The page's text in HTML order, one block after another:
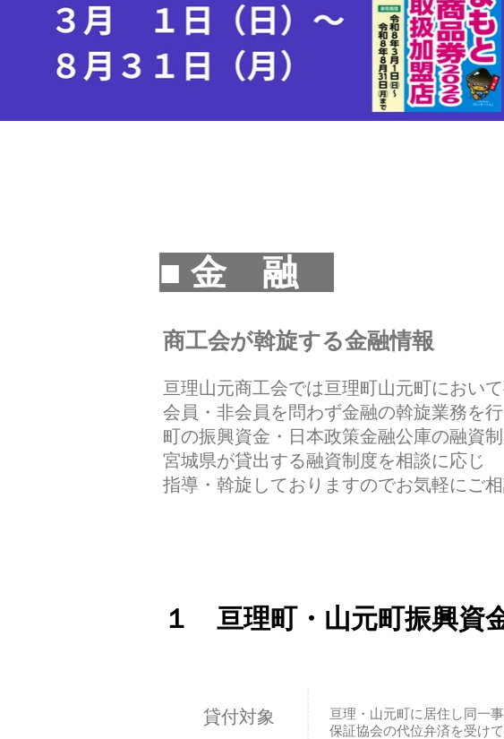
■ 金 融
商工会が斡旋する金融情報
亘理山元商工会では亘理町山元町におい
会員・非会員を問わず金融の斡旋業務を行
町の振興資金・日本政策金融公庫の融資制
宮城県が貸出する融資制度を相談に応じ
指導・斡旋しておりますのでお気軽にご相
​１ 亘理町・山元町振興資
貸付対象
亘理・山元町に居住し同一
保証協会の代位弁済を受け